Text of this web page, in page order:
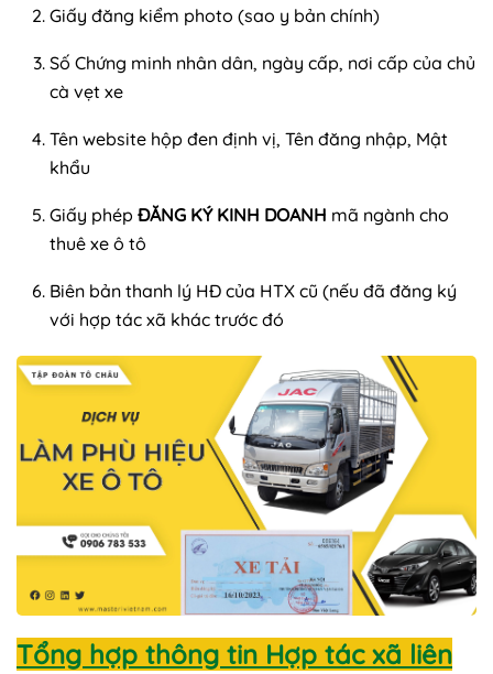
Giấy đăng kiểm photo (sao y bản chính)
Số Chứng minh nhân dân, ngày cấp, nơi cấp của chủ
cà vẹt xe
Tên website hộp đen định vị, Tên đăng nhập, Mật
khẩu
Giấy phép ĐĂNG KÝ KINH DOANH mã ngành cho
thuê xe ô tô
Biên bản thanh lý HĐ của HTX cũ (nếu đã đăng ký
với hợp tác xã khác trước đó
Tổng hợp thông tin Hợp tác xã liên